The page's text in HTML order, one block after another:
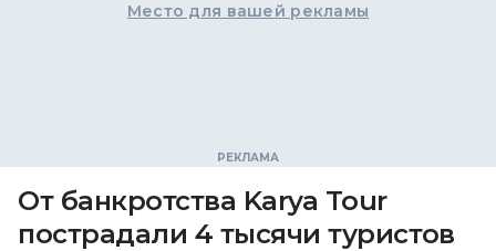
Место для вашей рекламы
От банкротства Karya Tour
пострадали 4 тысячи туристов